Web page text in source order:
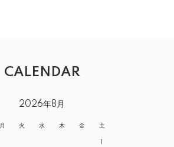
CALENDAR
2026年8月
月 火 水 木 金 土
1